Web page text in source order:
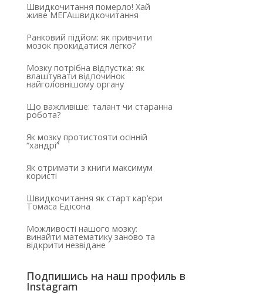
Швидкочитання померло! Хай
живе МЕГАшвидкочитання
Ранковий підйом: як привчити
мозок прокидатися легко?
Мозку потрібна відпустка: як
влаштувати відпочинок
найголовнішому органу
Що важливіше: талант чи старанна
робота?
Як мозку протистояти осінній
“хандрі”
Як отримати з книги максимум
користі
Швидкочитання як старт кар’єри
Томаса Едісона
Можливості нашого мозку:
винайти математику заново та
відкрити незвідане
Подпишись на наш профиль в
Instagram